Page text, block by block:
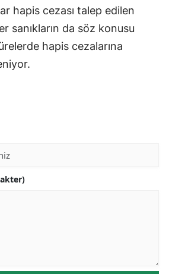
hapis cezası talep edilen
sanıkların da söz konusu
hapis cezalarına